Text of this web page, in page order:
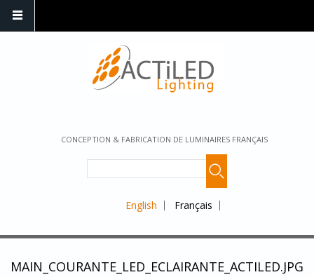
CONCEPTION & FABRICATION DE LUMINAIRES FRANÇAIS
English Français
MAIN_COURANTE_LED_ECLAIRANTE_ACTILED.JPG